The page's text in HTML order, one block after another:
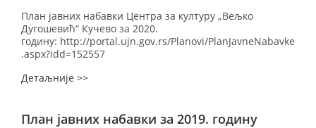
План јавних набавки Центра за културу „Вељко
Дугошевић“ Кучево за 2020.
годину: http://portal.ujn.gov.rs/Planovi/PlanJavneNabavke
.aspx?idd=152557
Детаљније >>
План јавних набавки за 2019. годину